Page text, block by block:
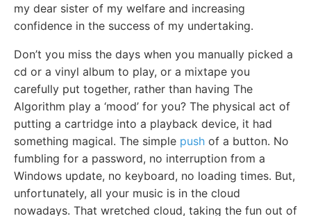
my dear sister of my welfare and increasing
confidence in the success of my undertaking.
Don’t you miss the days when you manually picked a
cd or a vinyl album to play, or a mixtape you
carefully put together, rather than having The
Algorithm play a ‘mood’ for you? The physical act of
putting a cartridge into a playback device, it had
something magical. The simple push of a button. No
fumbling for a password, no interruption from a
Windows update, no keyboard, no loading times. But,
unfortunately, all your music is in the cloud
nowadays. That wretched cloud, taking the fun out of